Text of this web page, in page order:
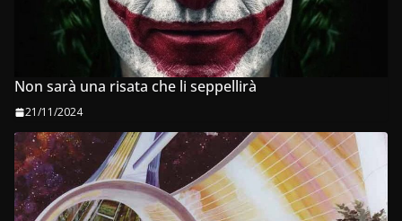
Non sarà una risata che li seppellirà
21/11/2024